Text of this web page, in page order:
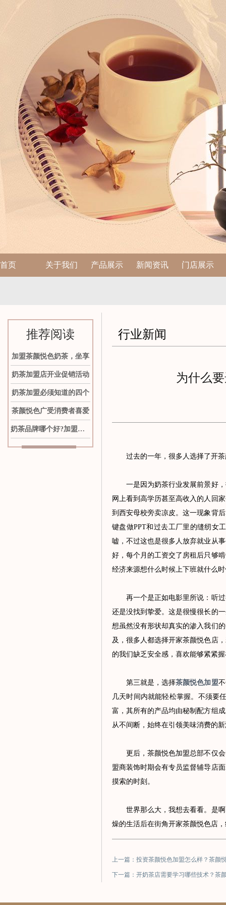
首页 关于我们 产品展示 新闻资讯 门店展示
推荐阅读
加盟茶颜悦色奶茶，坐享
奶茶加盟店开业促销活动
奶茶加盟必须知道的四个
茶颜悦色广受消费者喜爱
奶茶品牌哪个好?加盟茶颜
行业新闻
为什么
过去的一年，很多人选择了开茶
一是因为奶茶行业发展前景好，
网上看到高学历甚至高收入的人回
到西安母校旁卖凉皮。这一现象背
键盘做PPT和过去工厂里的缝纫女
嘘，不过这也是很多人放弃就业从
好，每个月的工资交了房租后只够
经济来源想什么时候上下班就什么
再一个是正如电影里所说：听过
还是没找到挚爱。这是很慢很长的
想虽然没有形状却真实的渗入我们
及，很多人都选择开家茶颜悦色店
的我们缺乏安全感，喜欢能够紧紧
第三就是，选择茶颜悦色加盟
几天时间内就能轻松掌握。不须要
富，其所有的产品均由秘制配方组
从不间断，始终在引领美味消费的
更后，茶颜悦色加盟总部不仅会
盟商装饰时期会有专员监督辅导店
摸索的时刻。
世界那么大，我想去看看。是啊
燥的生活后在街角开家茶颜悦色店
上一篇：投资茶颜悦色加盟怎么样？茶颜
下一篇：开奶茶店需要学习哪些技术？茶